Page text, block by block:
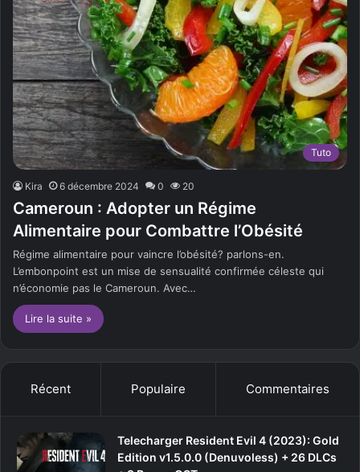
Tuto
Kira 6 décembre 2024 0 20
Cameroun : Adopter un Régime
Alimentaire pour Combattre l’Obésité
Régime alimentaire pour vaincre l’obésité? parlons-en.
L’embonpoint est un mise de sensualité confirmée céleste qui
n’économie pas le Cameroun. Avec…
Lire la suite »
Récent Populaire Commentaires
Telecharger Resident Evil 4 (2023): Gold
Edition v1.5.0.0 (Denuvoless) + 26 DLCs